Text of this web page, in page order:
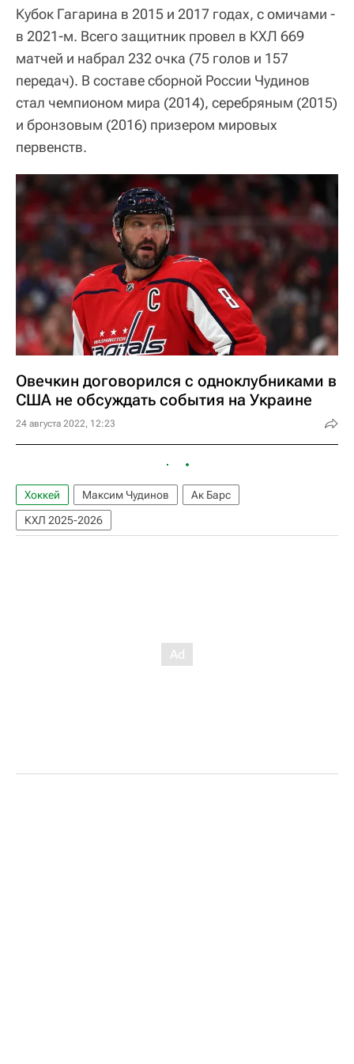
Кубок Гагарина в 2015 и 2017 годах, с омичами -
в 2021-м. Всего защитник провел в КХЛ 669
матчей и набрал 232 очка (75 голов и 157
передач). В составе сборной России Чудинов
стал чемпионом мира (2014), серебряным (2015)
и бронзовым (2016) призером мировых
первенств.
Овечкин договорился с одноклубниками в
США не обсуждать события на Украине
24 августа 2022, 12:23
Хоккей Максим Чудинов
Ак Барс
КХЛ 2025-2026